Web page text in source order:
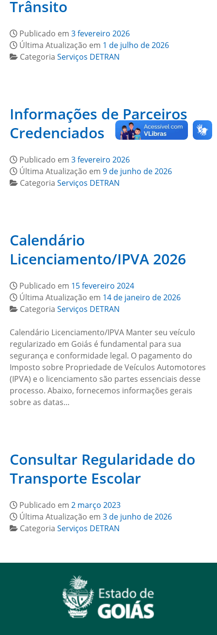
Trânsito
Publicado em 3 fevereiro 2026
Última Atualização em 1 de julho de 2026
Categoria Serviços DETRAN
Informações de Parceiros
Credenciados
Publicado em 3 fevereiro 2026
Última Atualização em 9 de junho de 2026
Categoria Serviços DETRAN
Calendário
Licenciamento/IPVA 2026
Publicado em 15 fevereiro 2024
Última Atualização em 14 de janeiro de 2026
Categoria Serviços DETRAN
Calendário Licenciamento/IPVA Manter seu veículo
regularizado em Goiás é fundamental para sua
segurança e conformidade legal. O pagamento do
Imposto sobre Propriedade de Veículos Automotores
(IPVA) e o licenciamento são partes essenciais desse
processo. Abaixo, fornecemos informações gerais
sobre as datas…
Consultar Regularidade do
Transporte Escolar
Publicado em 2 março 2023
Última Atualização em 3 de junho de 2026
Categoria Serviços DETRAN